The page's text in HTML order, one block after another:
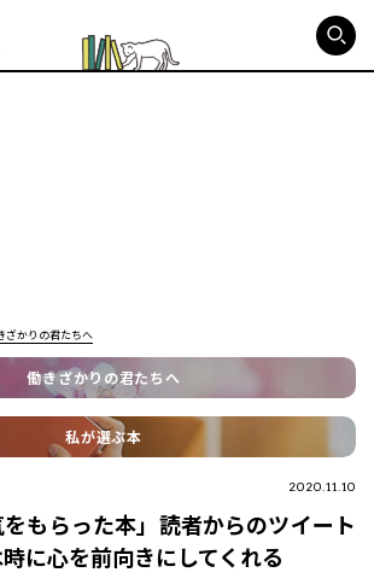
ざかりの君たちへ
働きざかりの君たちへ
私が選ぶ本
2020.11.10
をもらった本」読者からのツイート
に心を前向きにしてくれる